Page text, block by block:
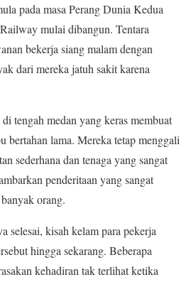
pada masa Perang Dunia Kedua
mulai dibangun. Tentara
bekerja siang malam dengan
dari mereka jatuh sakit karena
tengah medan yang keras membuat
bertahan lama. Mereka tetap menggali
sederhana dan tenaga yang sangat
penderitaan yang sangat
orang.
selesai, kisah kelam para pekerja
hingga sekarang. Beberapa
kehadiran tak terlihat ketika